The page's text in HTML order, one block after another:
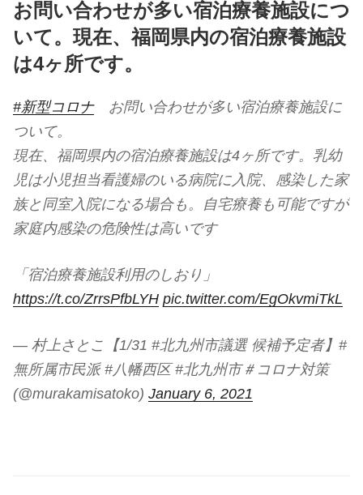
日:
お問い合わせが多い宿泊療養施設につ
いて。現在、福岡県内の宿泊療養施設
は4ヶ所です。
#新型コロナお問い合わせが多い宿泊療養施設に
ついて。
現在、福岡県内の宿泊療養施設は4ヶ所です。乳幼
児は小児担当看護婦のいる病院に入院、感染した家
族と同室入院になる場合も。自宅療養も可能ですが
家庭内感染の危険性は高いです
「宿泊療養施設利用のしおり」
https://t.co/ZrrsPfbLYH pic.twitter.com/EgOkvmiTkL
— 村上さとこ【1/31 #北九州市議選 候補予定者】#
無所属市民派 #八幡西区 #北九州市＃コロナ対策
(@murakamisatoko) January 6, 2021